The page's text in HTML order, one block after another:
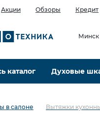
Акции Обзоры Кредит
Минск
каталог Духовые
в салоне Вытяжки